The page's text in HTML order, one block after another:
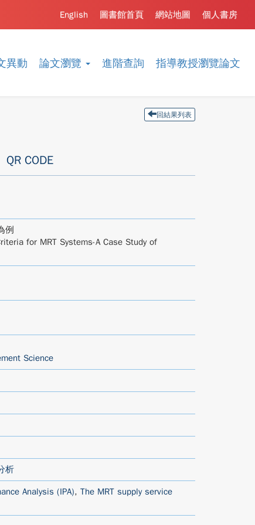
異動 論文瀏覽 進階查詢 指導教授瀏覽論文
個人書房
網站地圖
圖書館首頁
English
回結果列表
QR CODE
例
for MRT Systems-A Case Study of
Science
析
Analysis (IPA), The MRT supply service